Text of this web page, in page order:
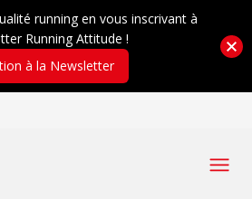
running en vous inscrivant à
Running Attitude !
à la Newsletter